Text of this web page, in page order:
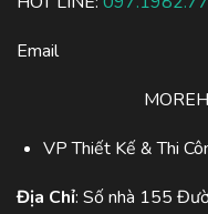
Email
VP Thiết Kế & Thi
Địa Chỉ: Số nhà 155